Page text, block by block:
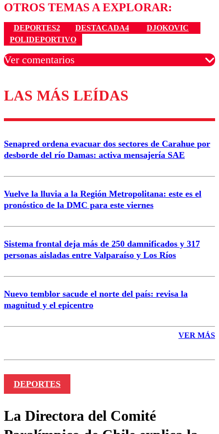
OTROS TEMAS A EXPLORAR:
DEPORTES2 DESTACADA4
DJOKOVIC
POLIDEPORTIVO
Ver comentarios
Los comentarios son moderados para garantizar un
diálogo respetuoso.
Nombre
Correo
Enviar comentario
LAS MÁS LEÍDAS
Senapred ordena evacuar dos sectores de Carahue por
desborde del río Damas: activa mensajería SAE
Vuelve la lluvia a la Región Metropolitana: este es el
pronóstico de la DMC para este viernes
Sistema frontal deja más de 250 damnificados y 317
personas aisladas entre Valparaíso y Los Ríos
Nuevo temblor sacude el norte del país: revisa la
magnitud y el epicentro
VER MÁS
DEPORTES
La Directora del Comité